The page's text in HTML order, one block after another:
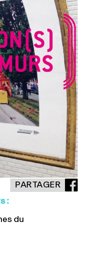
PARTAGER
:
du